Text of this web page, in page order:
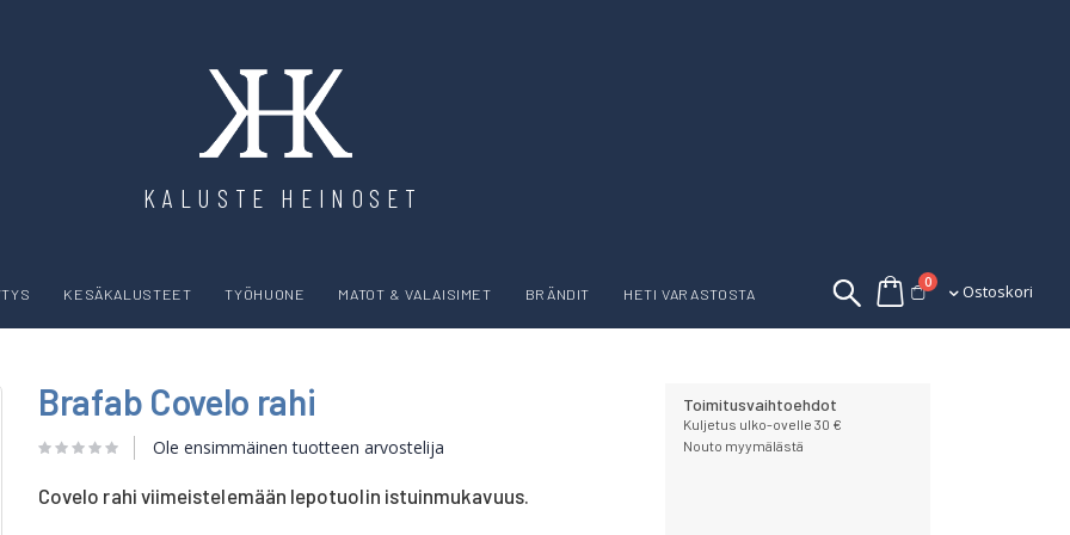
KALUSTE HEINOSET
Ostoskori
0tuotettaOstoskori
KESÄKALUSTEET TYÖHUONE MATOT & VALAISIMET BRÄNDIT HETI VARASTOSTA
Brafab Covelo rahi
Ole ensimmäinen tuotteen arvostelija
Covelo rahi viimeistelemään lepotuolin istuinmukavuus.
Toimitusvaihtoehdot
Kuljetus ulko-ovelle 30 €
Nouto myymälästä